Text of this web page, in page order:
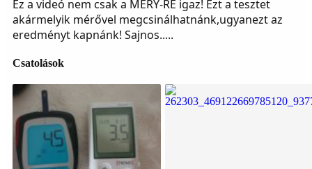
Ez a videó nem csak a MERY-RE igaz! Ezt a tesztet
akármelyik mérővel megcsinálhatnánk,ugyanezt az
eredményt kapnánk! Sajnos.....
Csatolások